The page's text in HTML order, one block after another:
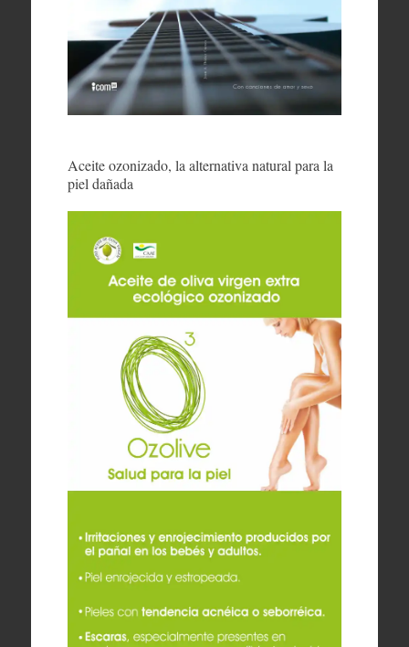
Aceite ozonizado, la alternativa natural para la
piel dañada